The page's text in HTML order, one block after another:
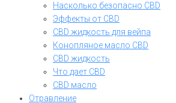
Насколько безопасно CBD
Эффекты от CBD
CBD жидкость для вейпа
Конопляное масло CBD
CBD жидкость
Что дает CBD
CBD масло
Отравление